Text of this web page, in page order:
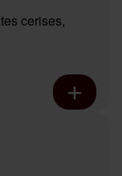
cerises,